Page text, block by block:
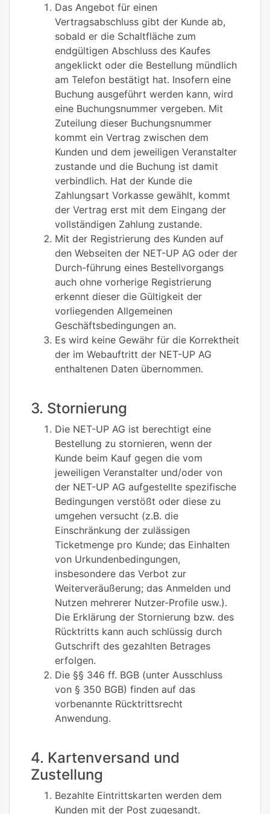
Das Angebot für einen
Vertragsabschluss gibt der Kunde ab,
sobald er die Schaltfläche zum
endgültigen Abschluss des Kaufes
angeklickt oder die Bestellung mündlich
am Telefon bestätigt hat. Insofern eine
Buchung ausgeführt werden kann, wird
eine Buchungsnummer vergeben. Mit
Zuteilung dieser Buchungsnummer
kommt ein Vertrag zwischen dem
Kunden und dem jeweiligen Veranstalter
zustande und die Buchung ist damit
verbindlich. Hat der Kunde die
Zahlungsart Vorkasse gewählt, kommt
der Vertrag erst mit dem Eingang der
vollständigen Zahlung zustande.
Mit der Registrierung des Kunden auf
den Webseiten der NET-UP AG oder der
Durch-führung eines Bestellvorgangs
auch ohne vorherige Registrierung
erkennt dieser die Gültigkeit der
vorliegenden Allgemeinen
Geschäftsbedingungen an.
Es wird keine Gewähr für die Korrektheit
der im Webauftritt der NET-UP AG
enthaltenen Daten übernommen.
3. Stornierung
Die NET-UP AG ist berechtigt eine
Bestellung zu stornieren, wenn der
Kunde beim Kauf gegen die vom
jeweiligen Veranstalter und/oder von
der NET-UP AG aufgestellte spezifische
Bedingungen verstößt oder diese zu
umgehen versucht (z.B. die
Einschränkung der zulässigen
Ticketmenge pro Kunde; das Einhalten
von Urkundenbedingungen,
insbesondere das Verbot zur
Weiterveräußerung; das Anmelden und
Nutzen mehrerer Nutzer-Profile usw.).
Die Erklärung der Stornierung bzw. des
Rücktritts kann auch schlüssig durch
Gutschrift des gezahlten Betrages
erfolgen.
Die §§ 346 ff. BGB (unter Ausschluss
von § 350 BGB) finden auf das
vorbenannte Rücktrittsrecht
Anwendung.
4. Kartenversand und
Zustellung
Bezahlte Eintrittskarten werden dem
Kunden mit der Post zugesandt.